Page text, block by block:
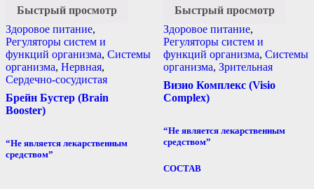
Быстрый просмотр
Здоровое питание,
Регуляторы систем и
функций организма, Системы
организма, Нервная,
Сердечно-сосудистая
Брейн Бустер (Brain
Booster)
“Не является лекарственным
средством”
Быстрый просмотр
Здоровое питание,
Регуляторы систем и
функций организма, Системы
организма, Зрительная
Визио Комплекс (Visio
Complex)
“Не является лекарственным
средством”
СОСТАВ